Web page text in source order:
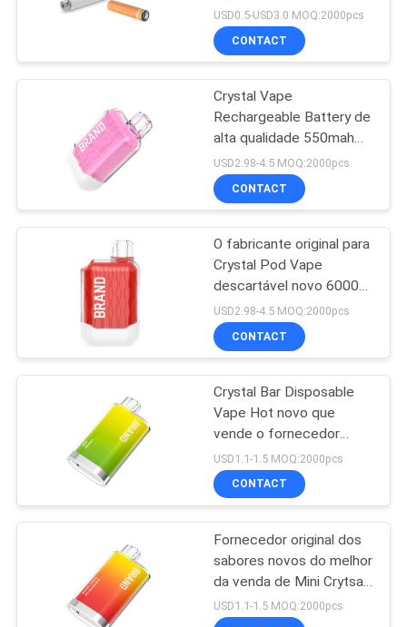
PRIVACY
Cigarro eletrônico
descartável
16
Cigarro eletrônico
recarregável
11
Cigarro Flavored de
E
Recycle Vape do difusor
de Cigalike Ecig
USD0.5-USD3.0 MOQ:2000pcs
CONTACT
Crystal Vape
Rechargeable Battery de
alta qualidade 550mah
preencheu os melhores
sabores de 12.0ml Eliquid
USD2.98-4.5 MOQ:2000pcs
CONTACT
O fabricante original para
Crystal Pod Vape
descartável novo 6000
sopra serviço do OEM
USD2.98-4.5 MOQ:2000pcs
CONTACT
Crystal Bar Disposable
Vape Hot novo que
vende o fornecedor
barato de China do preço
do projeto do OEM
USD1.1-1.5 MOQ:2000pcs
CONTACT
Fornecedor original dos
sabores novos do melhor
da venda de Mini Crytsal
Disposable Flat Pod do
projeto do OEM
USD1.1-1.5 MOQ:2000pcs